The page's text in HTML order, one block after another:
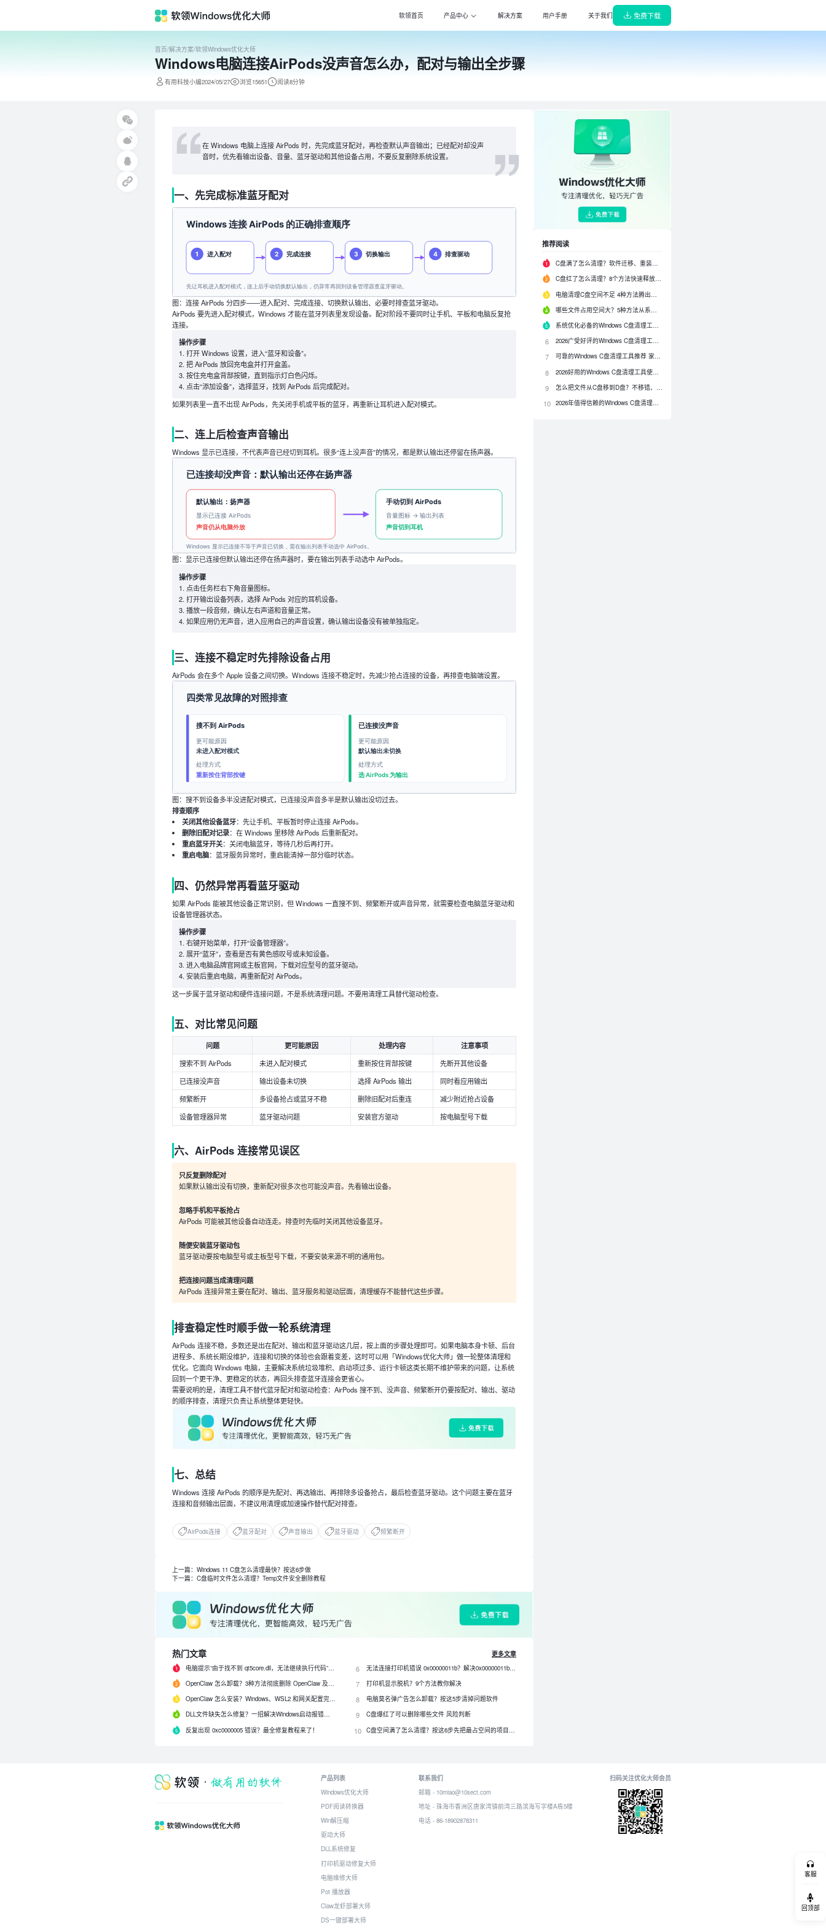
软领首页 产品中心
Windows优化大师
专注清理优化，更智能高效，轻巧无广告
专注解决电脑异常，轻巧无广告
打印机驱动修复大师
全面诊断，智能修复，一键搜索安装驱动
专家团队，快速远程解决各类问题，高效省心
万能影音播放器，杜比音效极致体验
自动化本地部署，真有用龙虾机器人即刻上岗
DS一键部署大师
自动化本地部署DeepSeek,即刻拥有专属AI
解决方案 用户手册 关于我们 免费下载
首页/解决方案/软领Windows优化大师
Windows电脑连接AirPods没声音怎么办，配对与输出全步骤
有用科技小编2024/05/27 浏览15651 阅读8分钟
在 Windows 电脑上连接 AirPods 时，先完成蓝牙配对，再检查默认声音输出；已经配对却没声
音时，优先看输出设备、音量、蓝牙驱动和其他设备占用，不要反复删除系统设置。
一、先完成标准蓝牙配对
图：连接 AirPods 分四步——进入配对、完成连接、切换默认输出、必要时排查蓝牙驱动。
AirPods 要先进入配对模式，Windows 才能在蓝牙列表里发现设备。配对阶段不要同时让手机、平板和电脑反复抢
连接。
操作步骤
打开 Windows 设置，进入“蓝牙和设备”。
把 AirPods 放回充电盒并打开盒盖。
按住充电盒背部按键，直到指示灯白色闪烁。
点击“添加设备”，选择蓝牙，找到 AirPods 后完成配对。
如果列表里一直不出现 AirPods，先关闭手机或平板的蓝牙，再重新让耳机进入配对模式。
二、连上后检查声音输出
Windows 显示已连接，不代表声音已经切到耳机。很多“连上没声音”的情况，都是默认输出还停留在扬声器。
图：显示已连接但默认输出还停在扬声器时，要在输出列表手动选中 AirPods。
操作步骤
点击任务栏右下角音量图标。
打开输出设备列表，选择 AirPods 对应的耳机设备。
播放一段音频，确认左右声道和音量正常。
如果应用仍无声音，进入应用自己的声音设置，确认输出设备没有被单独指定。
三、连接不稳定时先排除设备占用
AirPods 会在多个 Apple 设备之间切换。Windows 连接不稳定时，先减少抢占连接的设备，再排查电脑端设置。
图：搜不到设备多半没进配对模式，已连接没声音多半是默认输出没切过去。
排查顺序
关闭其他设备蓝牙：先让手机、平板暂时停止连接 AirPods。
删除旧配对记录：在 Windows 里移除 AirPods 后重新配对。
重启蓝牙开关：关闭电脑蓝牙，等待几秒后再打开。
重启电脑：蓝牙服务异常时，重启能清掉一部分临时状态。
四、仍然异常再看蓝牙驱动
如果 AirPods 能被其他设备正常识别，但 Windows 一直搜不到、频繁断开或声音异常，就需要检查电脑蓝牙驱动和
设备管理器状态。
操作步骤
右键开始菜单，打开“设备管理器”。
展开“蓝牙”，查看是否有黄色感叹号或未知设备。
进入电脑品牌官网或主板官网，下载对应型号的蓝牙驱动。
安装后重启电脑，再重新配对 AirPods。
这一步属于蓝牙驱动和硬件连接问题，不是系统清理问题。不要用清理工具替代驱动检查。
五、对比常见问题
问题 更可能原因 处理内容
注意事项
搜索不到 AirPods
未进入配对模式 重新按住背部按键
先断开其他设备
已连接没声音
输出设备未切换 选择 AirPods 输出
同时看应用输出
频繁断开
多设备抢占或蓝牙不稳 删除旧配对后重连
减少附近抢占设备
设备管理器异常
蓝牙驱动问题 安装官方驱动 按电脑型号下载
六、AirPods 连接常见误区
只反复删除配对
如果默认输出没有切换，重新配对很多次也可能没声音。先看输出设备。
忽略手机和平板抢占
AirPods 可能被其他设备自动连走。排查时先临时关闭其他设备蓝牙。
随便安装蓝牙驱动包
蓝牙驱动要按电脑型号或主板型号下载，不要安装来源不明的通用包。
把连接问题当成清理问题
AirPods 连接异常主要在配对、输出、蓝牙服务和驱动层面，清理缓存不能替代这些步骤。
排查稳定性时顺手做一轮系统清理
AirPods 连接不稳，多数还是出在配对、输出和蓝牙驱动这几层，按上面的步骤处理即可。如果电脑本身卡顿、后台
进程多、系统长期没维护，连接和切换的体验也会跟着变差，这时可以用「Windows优化大师」做一轮整体清理和
优化。它面向 Windows 电脑，主要解决系统垃圾堆积、启动项过多、运行卡顿这类长期不维护带来的问题，让系统
回到一个更干净、更稳定的状态，再回头排查蓝牙连接会更省心。
需要说明的是，清理工具不替代蓝牙配对和驱动检查：AirPods 搜不到、没声音、频繁断开仍要按配对、输出、驱动
的顺序排查，清理只负责让系统整体更轻快。
七、总结
Windows 连接 AirPods 的顺序是先配对、再选输出、再排除多设备抢占，最后检查蓝牙驱动。这个问题主要在蓝牙
连接和音频输出层面，不建议用清理或加速操作替代配对排查。
AirPods连接 蓝牙配对 声音输出 蓝牙驱动 频繁断开
上一篇：Windows 11 C盘怎么清理最快？按这6步做
下一篇：C盘临时文件怎么清理？Temp文件安全删除教程
热门文章
更多文章
电脑提示“由于找不到 qt5core.dll，无法继续执行代码”？4 招快速修复！
OpenClaw 怎么卸载？3种方法彻底删除 OpenClaw 及残留数据
OpenClaw 怎么安装？Windows、WSL2 和网关配置完整教程
DLL文件缺失怎么修复？一招解决Windows启动报错问题！
反复出现 0xc0000005 错误？最全修复教程来了！
6 无法连接打印机错误 0x00000011b？解决0x00000011b错误的5种方法
7 打印机显示脱机？9个方法教你解决
8 电脑莫名弹广告怎么卸载？按这5步清掉问题软件
9 C盘爆红了可以删除哪些文件 风险判断
10
推荐阅读
C盘满了怎么清理？软件迁移、重装到D盘和数据目录迁移教程
C盘红了怎么清理？8个方法快速释放C盘空间
系统优化必备的Windows C盘清理工具服务商盘点
6 2026广受好评的Windows C盘清理工具排名
7 可靠的Windows C盘清理工具推荐 家庭用户专属选品指南
8 2026好用的Windows C盘清理工具使用体验实测
9
10 2026年值得信赖的Windows C盘清理工具高性价比推荐
产品列表
Windows优化大师
PDF阅读转换器
Win解压缩
驱动大师
DLL系统修复
打印机驱动修复大师
电脑维修大师
Pot 播放器
Claw龙虾部署大师
DS一键部署大师
联系我们
邮箱 - 10miao@10sect.com
地址 - 珠海市香洲区唐家湾镇前湾三路滨海写字楼A栋5楼
电话 - 86-18902878311
扫码关注优化大师会员
客服
回顶部